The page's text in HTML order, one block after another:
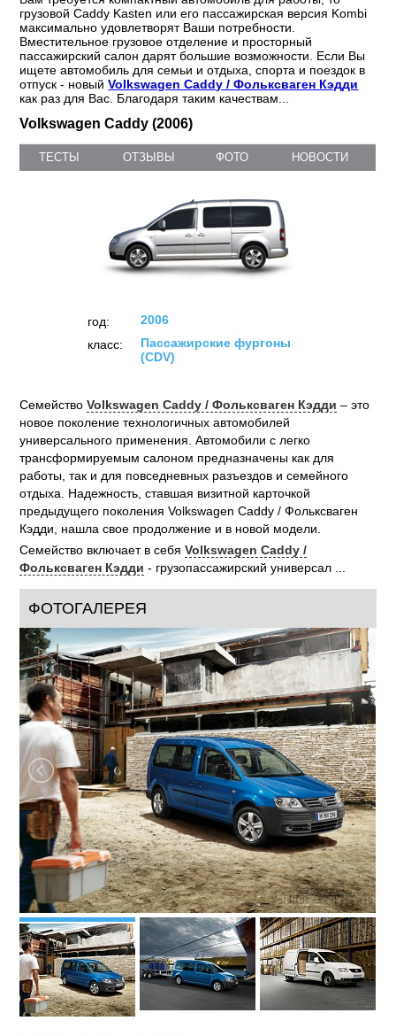
грузовой Caddy Kasten или его пассажирская версия Kombi
максимально удовлетворят Ваши потребности.
Вместительное грузовое отделение и просторный
пассажирский салон дарят большие возможности. Если Вы
ищете автомобиль для семьи и отдыха, спорта и поездок в
отпуск - новыйVolkswagen Caddy / Фольксваген Кэдди
как раз для Вас. Благодаря таким качествам...
Volkswagen Caddy (2006)
ТЕСТЫ ОТЗЫВЫ ФОТО НОВОСТИ
год:
2006
класс:
Пассажирские фургоны
(CDV)
СемействоVolkswagen Caddy / Фольксваген Кэдди – это
новое поколение технологичных автомобилей
универсального применения. Автомобили с легко
трансформируемым салоном предназначены как для
работы, так и для повседневных разъездов и семейного
отдыха. Надежность, ставшая визитной карточкой
предыдущего поколения Volkswagen Caddy / Фольксваген
Кэдди, нашла свое продолжение и в новой модели.
Семейство включает в себяVolkswagen Caddy /
Фольксваген Кэдди - грузопассажирский универсал ...
ФОТОГАЛЕРЕЯ